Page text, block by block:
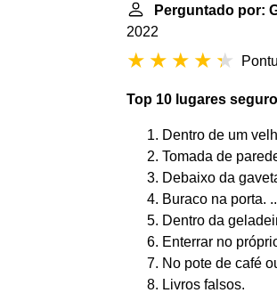
Perguntado por:
2022
Top 10 lugares
Dentro de um
Tomada de
Debaixo da
Buraco na porta.
Dentro da
Enterrar no
No pote de café
Livros falsos.